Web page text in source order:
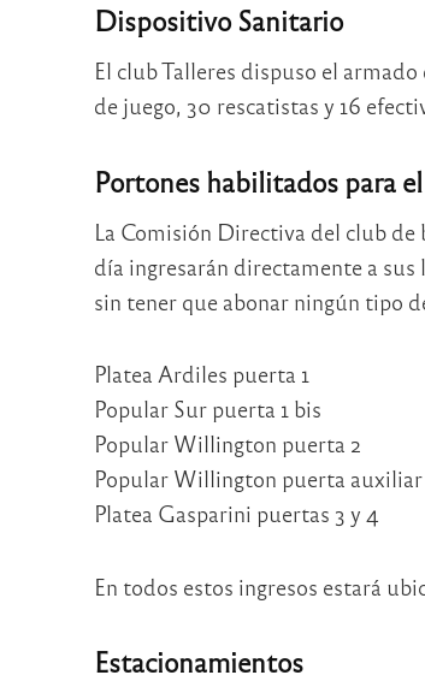
Dispositivo Sanitario
El club Talleres dispuso el
de juego, 30 rescatistas y 16
Portones habilitados para
La Comisión Directiva del club
día ingresarán directamente a sus
sin tener que abonar ningún tipo
Platea Ardiles puerta 1
Popular Sur puerta 1 bis
Popular Willington puerta 2
Popular Willington puerta
Platea Gasparini puertas 3 y 4
En todos estos ingresos estará
Estacionamientos